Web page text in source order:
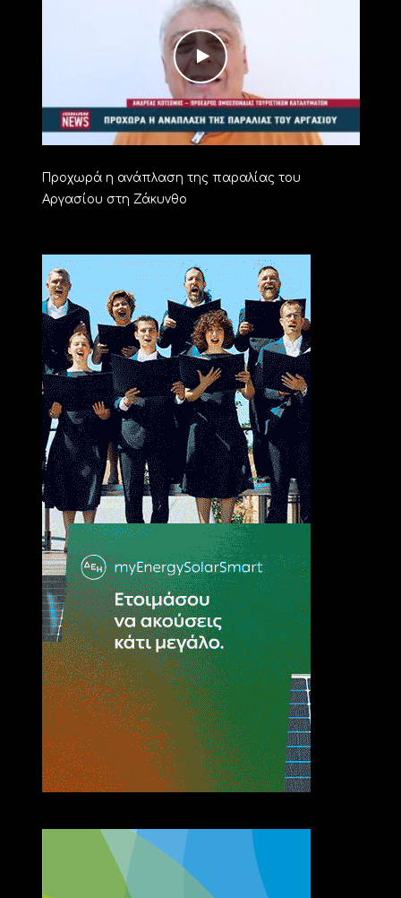
Προχωρά η ανάπλαση της παραλίας του
Αργασίου στη Ζάκυνθο